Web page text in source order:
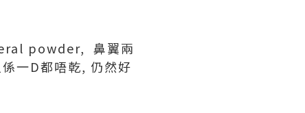
powder, 鼻翼兩
一D都唔乾, 仍然好